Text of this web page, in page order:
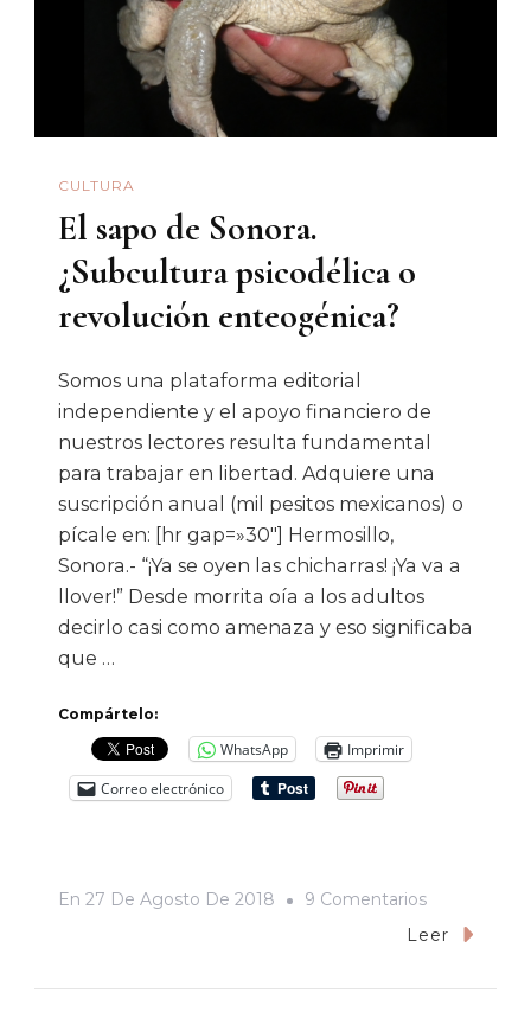
CULTURA
El sapo de Sonora.
¿Subcultura psicodélica o
revolución enteogénica?
Somos una plataforma editorial
independiente y el apoyo financiero de
nuestros lectores resulta fundamental
para trabajar en libertad. Adquiere una
suscripción anual (mil pesitos mexicanos) o
pícale en: [hr gap=»30″] Hermosillo,
Sonora.- “¡Ya se oyen las chicharras! ¡Ya va a
llover!” Desde morrita oía a los adultos
decirlo casi como amenaza y eso significaba
que …
Compártelo:
WhatsApp
Imprimir
Correo electrónico
En 27 De Agosto De 2018 9 ComentariosEn
El
Leer